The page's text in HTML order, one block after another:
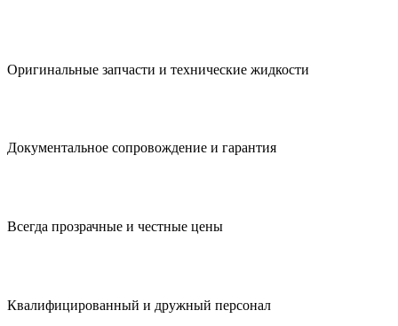
Оригинальные запчасти и технические жидкости
Документальное сопровождение и гарантия
Всегда прозрачные и честные цены
Квалифицированный и дружный персонал